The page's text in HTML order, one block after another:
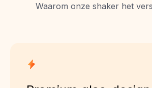
Waarom onze shaker het